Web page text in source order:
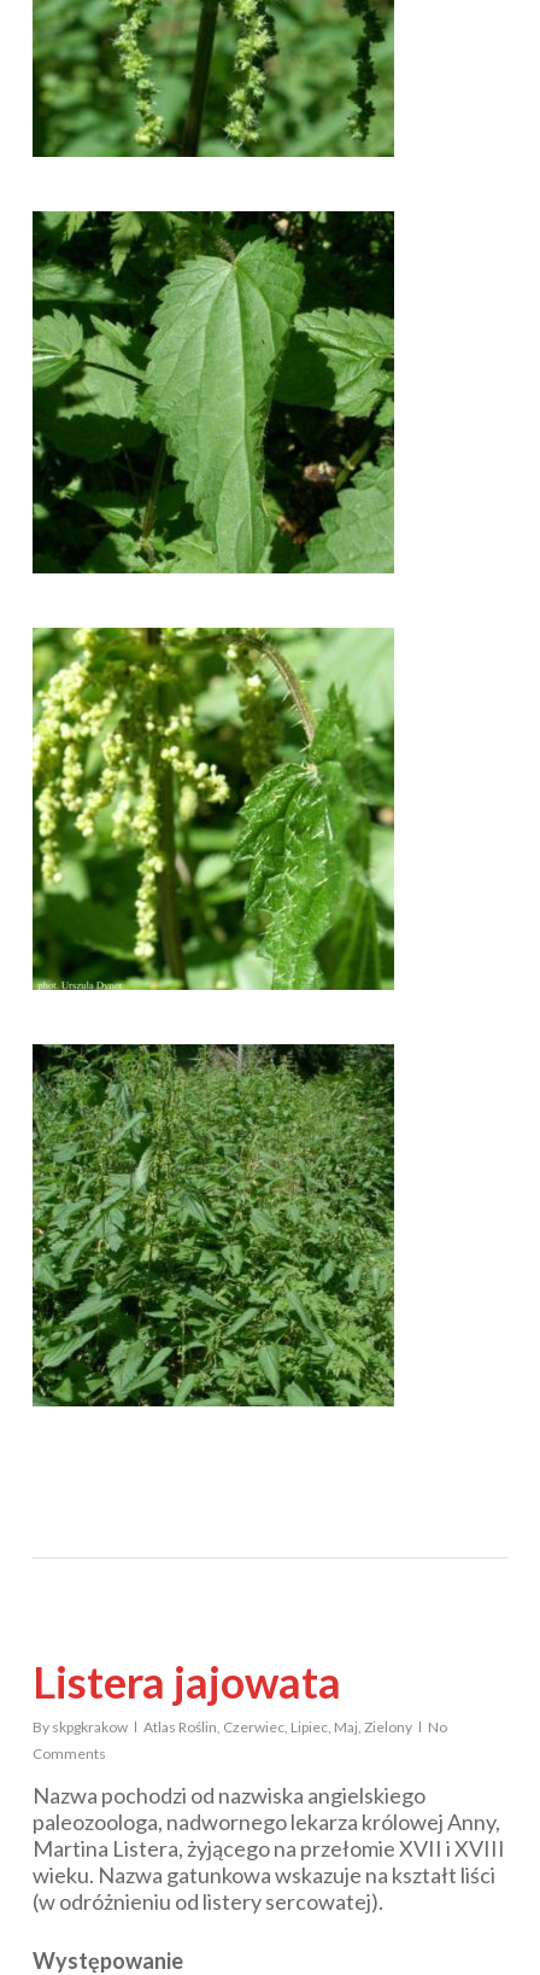
Listera jajowata
By skpgkrakow Atlas Roślin Czerwiec, Lipiec, Maj Zielony
No
Comments
Nazwa pochodzi od nazwiska angielskiego
paleozoologa, nadwornego lekarza królowej Anny,
Martina Listera, żyjącego na przełomie XVII i XVIII
wieku. Nazwa gatunkowa wskazuje na kształt liści
(w odróżnieniu od listery sercowatej).
Występowanie